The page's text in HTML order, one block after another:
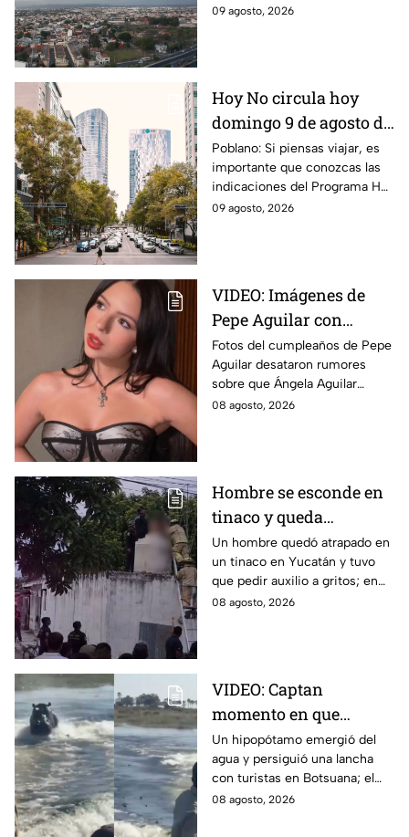
en el suroeste durante este
09 agosto, 2026
Hoy No circula hoy
domingo 9 de agosto de
2026: ¿Qué autos no
transitan en la CDMX y
EdoMex?
Poblano: Si piensas viajar, es
importante que conozcas las
indicaciones del Programa Hoy
No Circula HOY domingo 9 de
09 agosto, 2026
VIDEO: Imágenes de
Pepe Aguilar con
Ángela desatan
rumores ¿Está
embarazada?
Fotos del cumpleaños de Pepe
Aguilar desataron rumores
sobre que Ángela Aguilar
podría estar embarazada;
08 agosto, 2026
Hombre se esconde en
tinaco y queda
atrapado por más de
dos horas en Yucatán;
así lo encontraron
Un hombre quedó atrapado en
un tinaco en Yucatán y tuvo
que pedir auxilio a gritos; en
redes aseguran que intentaba
08 agosto, 2026
VIDEO: Captan
momento en que
hipopótamo sale del
agua para perseguir a
turistas en lancha
Un hipopótamo emergió del
agua y persiguió una lancha
con turistas en Botsuana; el
guía aceleró a tiempo para
08 agosto, 2026